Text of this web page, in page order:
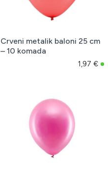
Crveni metalik baloni 25 cm
– 10 komada
1,97 €